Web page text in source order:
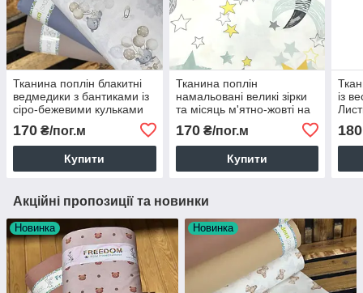
Тканина поплін блакитні
ведмедики з бантиками із
сіро-бежевими кульками
на білому (ТУРЦІЯ шир.
2,4 м) (R-FR-0865)
170 ₴/пог.м
Купити
Тканина поплін
намальовані великі зірки
та місяць м'ятно-жовті на
білому (ТУРЦІЯ шир. 2,4
м) (R-S-0421)
170₴/пог.м
Купити
із
180
Акційні пропозиції та новинки
Новинка Новинка